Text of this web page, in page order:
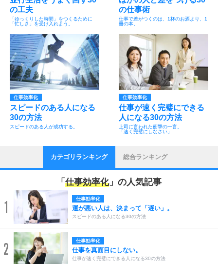
の工夫
「ゆっくりした時間」をつくるために
「忙しさ」を受け入れよう。
の仕事術
仕事で差がつくのは、1杯のお酒より、1
冊の本。
仕事効率化
スピードのある人になる
30の方法
スピードのある人が成功する。
仕事効率化
仕事が速く完璧にできる
人になる30の方法
上司に言われた衝撃の一言。
「速く完璧にしなさい」
カテゴリランキング 総合ランキング
「 仕事効率化」の人気記事
1 仕事効率化
運が悪い人は、決まって「遅い」。
スピードのある人になる30の方法
2 仕事効率化
仕事を真面目にしない。
仕事が速く完璧にできる人になる30の方法